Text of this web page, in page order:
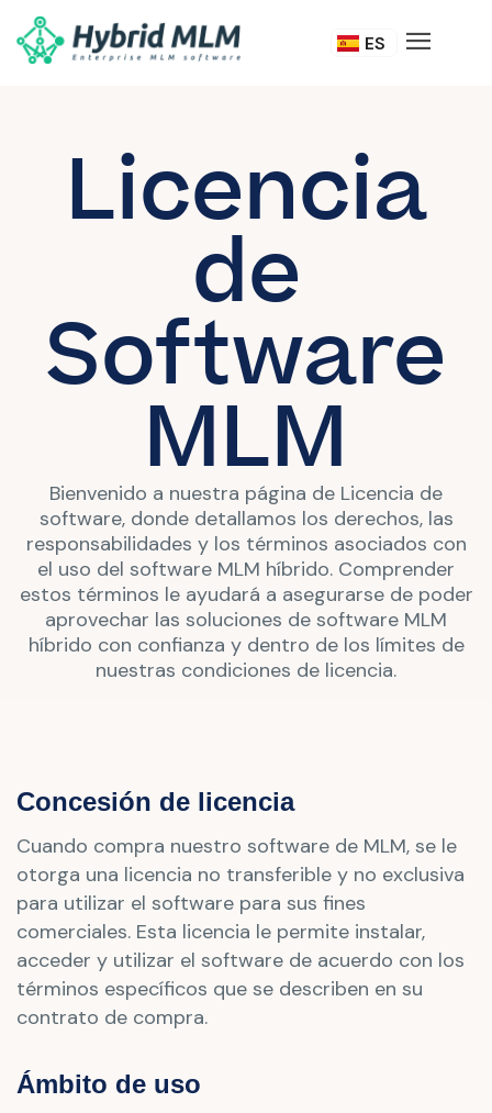
ES
IT
Licencia
de
Software
MLM
Bienvenido a nuestra página de Licencia de
software, donde detallamos los derechos, las
responsabilidades y los términos asociados con
el uso del software MLM híbrido. Comprender
estos términos le ayudará a asegurarse de poder
aprovechar las soluciones de software MLM
híbrido con confianza y dentro de los límites de
nuestras condiciones de licencia.
Concesión de licencia
Cuando compra nuestro software de MLM, se le
otorga una licencia no transferible y no exclusiva
para utilizar el software para sus fines
comerciales. Esta licencia le permite instalar,
acceder y utilizar el software de acuerdo con los
términos específicos que se describen en su
contrato de compra.
Ámbito de uso